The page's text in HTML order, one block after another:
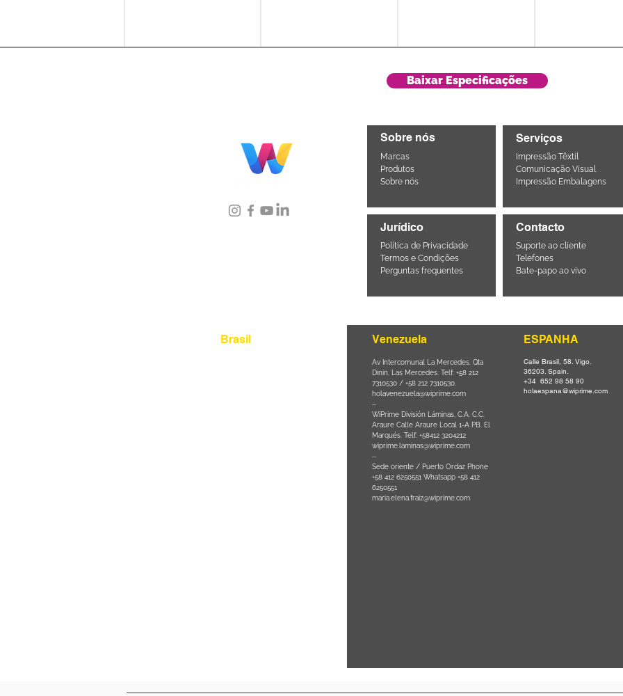
Baixar Especificações
Sobre nós
Marcas
Produtos
Sobre nós
Jurídico
Política de Privacidade
Termos e Condições
Perguntas frequentes
Serviços
Impressão Têxtil
Comunicação Visual
Impressão Embalagens
Contacto
Suporte ao cliente
Telefones
Bate-papo ao vivo
Brasil Venezuela
Av Intercomunal La Mercedes. Qta
Dinin. Las Mercedes. Telf: +58 212
7310530 / +58 212 7310530.
holavenezuela@wiprime.com
⏤
WiPrime División Láminas, C.A. C.C.
Araure Calle Araure Local 1-A PB. El
Marqués. Telf: +58412 3204212
wiprime.laminas@wiprime.com
⏤
Sede oriente / Puerto Ordaz Phone
+58 412 6250551 Whatsapp +58 412
6250551
maria.elena.fraiz@wiprime.com
ESPANHA
Calle Brasil, 58. Vigo.
36203. Spain.
+34 652 98 58 90
holaespana@wiprime.com